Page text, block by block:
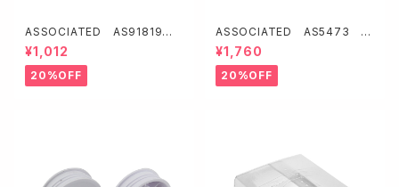
ASSOCIATED AS91819
ショックビボットボール【B6.1/B
6.2/SC6.1/SC6.2/T6.1/T6.2/
B74系】
¥1,012
20%OFF
ASSOCIATED AS5473 F
T シリコンショックオイル32.5w
t (388 cSt/4oz)
¥1,760
20%OFF